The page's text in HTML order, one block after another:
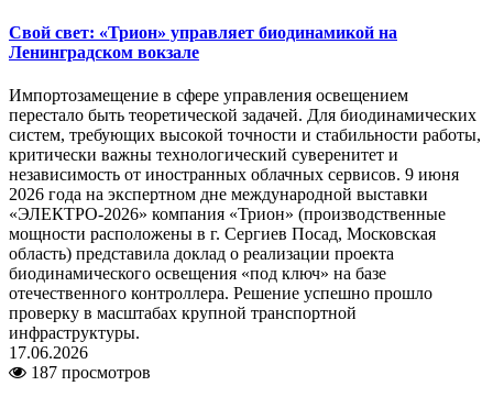
Свой свет: «Трион» управляет биодинамикой на
Ленинградском вокзале
Импортозамещение в сфере управления освещением
перестало быть теоретической задачей. Для биодинамических
систем, требующих высокой точности и стабильности работы,
критически важны технологический суверенитет и
независимость от иностранных облачных сервисов. 9 июня
2026 года на экспертном дне международной выставки
«ЭЛЕКТРО-2026» компания «Трион» (производственные
мощности расположены в г. Сергиев Посад, Московская
область) представила доклад о реализации проекта
биодинамического освещения «под ключ» на базе
отечественного контроллера. Решение успешно прошло
проверку в масштабах крупной транспортной
инфраструктуры.
17.06.2026
187 просмотров